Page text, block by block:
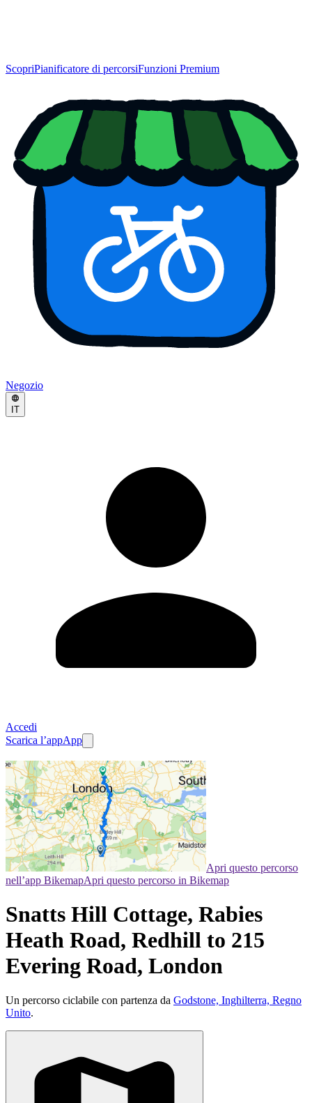
ScopriPianificatore di percorsiFunzioni Premium
Negozio
IT
Accedi
Scarica l’appApp
Apri questo percorso
nell’app BikemapApri questo percorso in Bikemap
Snatts Hill Cottage, Rabies
Heath Road, Redhill to 215
Evering Road, London
Un percorso ciclabile con partenza da Godstone, Inghilterra, Regno
Unito.